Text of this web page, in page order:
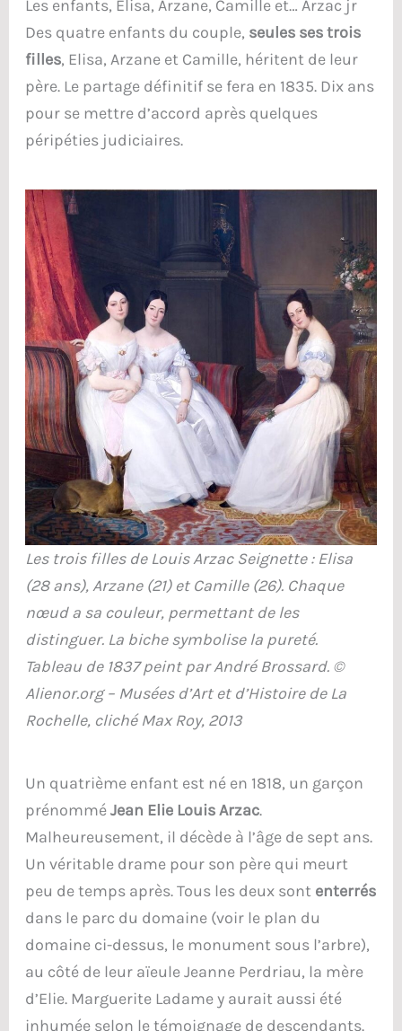
Les enfants, Elisa, Arzane, Camille et… Arzac jr
Des quatre enfants du couple, seules ses trois
filles, Elisa, Arzane et Camille, héritent de leur
père. Le partage définitif se fera en 1835. Dix ans
pour se mettre d’accord après quelques
péripéties judiciaires.
Les trois filles de Louis Arzac Seignette : Elisa
(28 ans), Arzane (21) et Camille (26). Chaque
nœud a sa couleur, permettant de les
distinguer. La biche symbolise la pureté.
Tableau de 1837 peint par André Brossard. ©
Alienor.org – Musées d’Art et d’Histoire de La
Rochelle, cliché Max Roy, 2013
Un quatrième enfant est né en 1818, un garçon
prénomméJean Elie Louis Arzac.
Malheureusement, il décède à l’âge de sept ans.
Un véritable drame pour son père qui meurt
peu de temps après. Tous les deux sont enterrés
dans le parc du domaine (voir le plan du
domaine ci-dessus, le monument sous l’arbre),
au côté de leur aïeule Jeanne Perdriau, la mère
d’Elie. Marguerite Ladame y aurait aussi été
inhumée selon le témoignage de descendants.